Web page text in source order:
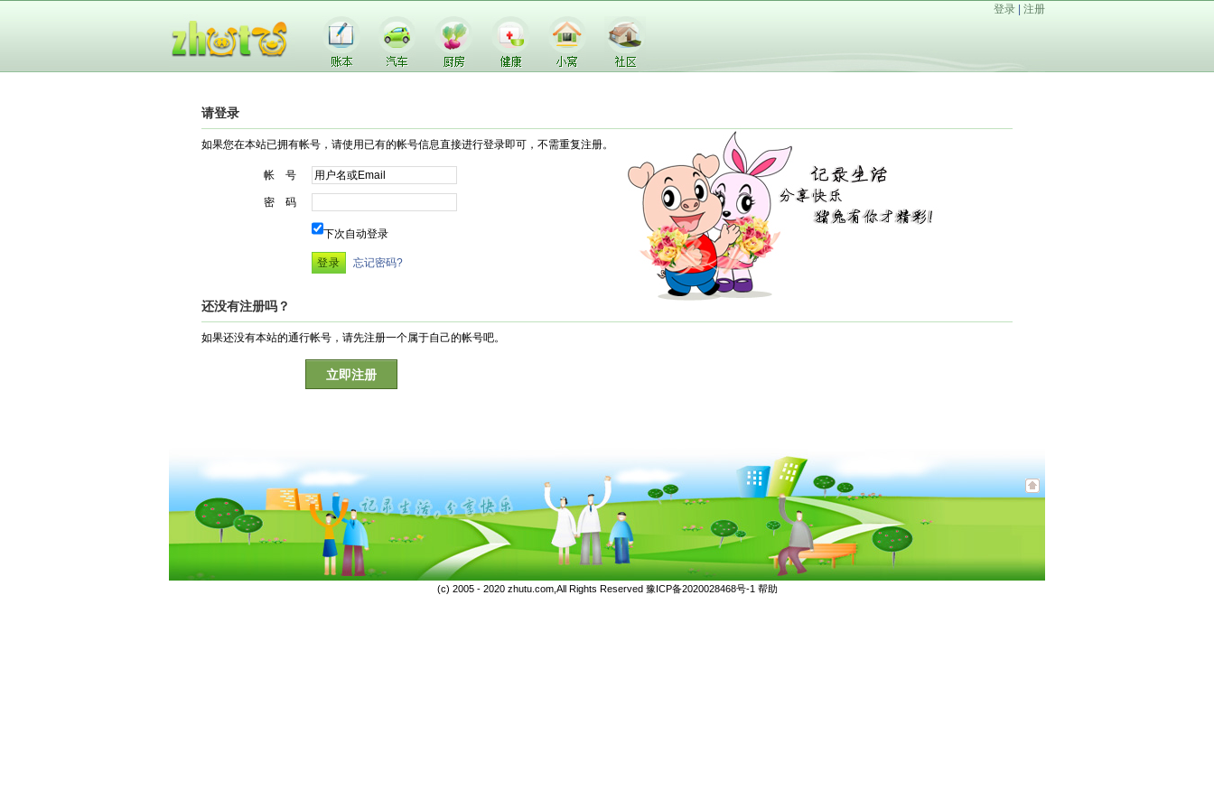
登录 注册
请登录
如果您在本站已拥有帐号，请使用已有的帐号信息直接进行登录即可，不需重复注册。
帐 号
密 码
下次自动登录
忘记密码?
还没有注册吗？
如果还没有本站的通行帐号，请先注册一个属于自己的帐号吧。
立即注册
(c) 2005 - 2020 zhutu.com,All Rights Reserved 豫ICP备2020028468号-1 帮助